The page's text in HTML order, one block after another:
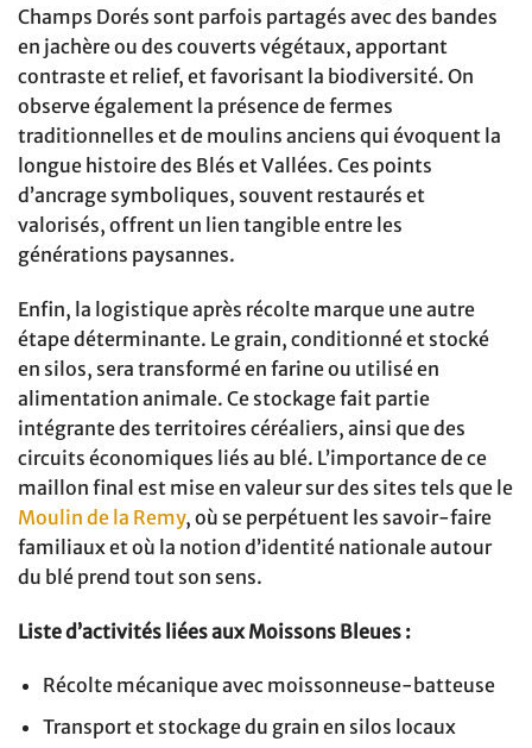
Champs Dorés sont parfois partagés avec des bandes
en jachère ou des couverts végétaux, apportant
contraste et relief, et favorisant la biodiversité. On
observe également la présence de fermes
traditionnelles et de moulins anciens qui évoquent la
longue histoire des Blés et Vallées. Ces points
d’ancrage symboliques, souvent restaurés et
valorisés, offrent un lien tangible entre les
générations paysannes.
Enfin, la logistique après récolte marque une autre
étape déterminante. Le grain, conditionné et stocké
en silos, sera transformé en farine ou utilisé en
alimentation animale. Ce stockage fait partie
intégrante des territoires céréaliers, ainsi que des
circuits économiques liés au blé. L’importance de ce
maillon final est mise en valeur sur des sites tels que le
Moulin de la Remy, où se perpétuent les savoir-faire
familiaux et où la notion d’identité nationale autour
du blé prend tout son sens.
Liste d’activités liées aux Moissons Bleues :
Récolte mécanique avec moissonneuse-batteuse
Transport et stockage du grain en silos locaux